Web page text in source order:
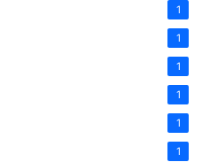
1
1
1
1
1
1